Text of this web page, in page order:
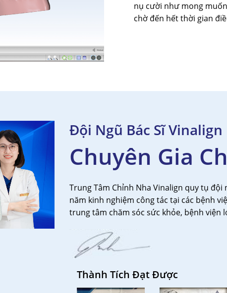
nụ cười như mong
chờ đến hết thời gian
Đội Ngũ Bác Sĩ Vinalign
Chuyên Gia
Trung Tâm Chỉnh Nha Vinalign quy tụ
năm kinh nghiệm công tác tại các bệnh
trung tâm chăm sóc sức khỏe, bệnh viện
Thành Tích Đạt Được